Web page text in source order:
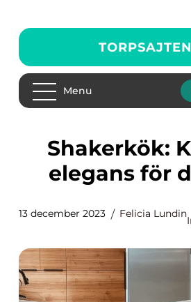
Menu
Shakerkök: Klassisk
elegans för
13 december 2023 Felicia Lundin